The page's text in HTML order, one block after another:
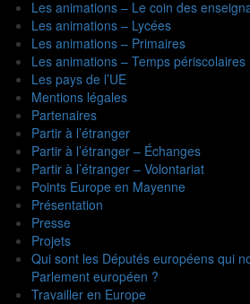
Les animations – Le coin des
Les animations – Lycées
Les animations – Primaires
Les animations – Temps périscolaires
Les pays de l’UE
Mentions légales
Partenaires
Partir à l’étranger
Partir à l’étranger – Échanges
Partir à l’étranger – Volontariat
Points Europe en Mayenne
Présentation
Presse
Projets
Qui sont les Députés européens qui
Parlement européen ?
Travailler en Europe